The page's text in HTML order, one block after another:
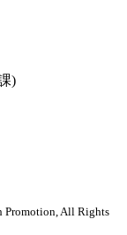
)
Promotion, All Rights